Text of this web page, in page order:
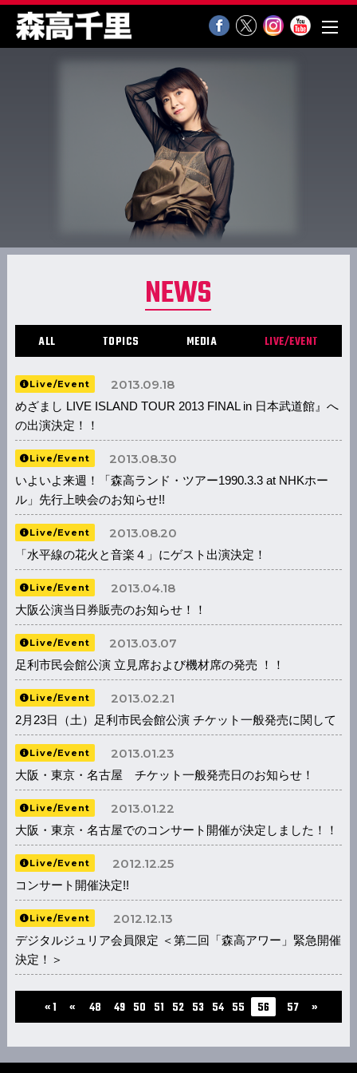
NEWS
ALL TOPICS MEDIA LIVE/EVENT
Live/Event 2013.09.18
めざまし LIVE ISLAND TOUR 2013 FINAL in 日本武道館』へ
の出演決定！！
Live/Event 2013.08.30
いよいよ来週！「森高ランド・ツアー1990.3.3 at NHKホー
ル」先行上映会のお知らせ!!
Live/Event 2013.08.20
「水平線の花火と音楽４」にゲスト出演決定！
Live/Event 2013.04.18
大阪公演当日券販売のお知らせ！！
Live/Event 2013.03.07
足利市民会館公演 立見席および機材席の発売 ！！
Live/Event 2013.02.21
2月23日（土）足利市民会館公演 チケット一般発売に関して
Live/Event 2013.01.23
大阪・東京・名古屋 チケット一般発売日のお知らせ！
Live/Event 2013.01.22
大阪・東京・名古屋でのコンサート開催が決定しました！！
Live/Event 2012.12.25
コンサート開催決定!!
Live/Event 2012.12.13
デジタルジュリア会員限定 ＜第二回「森高アワー」緊急開催
決定！＞
« 1 «... 48 49 50 51 52 53 54 55 56 57 »